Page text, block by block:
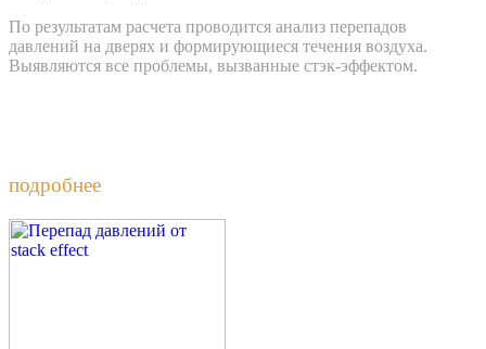
По результатам расчета проводится анализ перепадов
давлений на дверях и формирующиеся течения воздуха.
Выявляются все проблемы, вызванные стэк-эффектом.
подробнее